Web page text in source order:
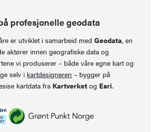
profesjonelle geodata
er utviklet i samarbeid medGeodata, en
aktører innen geografiske data og
vi produserer – både våre egne kart og
selv i kartdesigneren – bygger på
kartdata fra Kartverket og Esri.